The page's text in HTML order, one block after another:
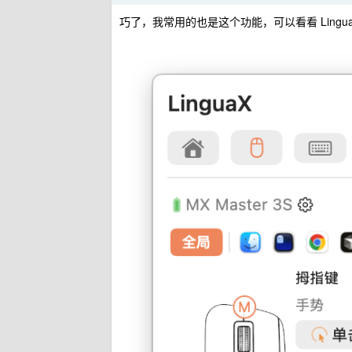
巧了，我常用的也是这个功能，可以看看